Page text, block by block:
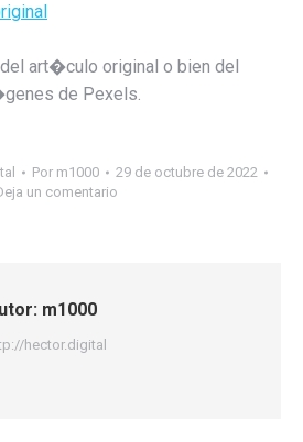
art�culo original o bien del
de Pexels.
Por m1000
29 de octubre de 2022
un comentario
m1000
hector.digital